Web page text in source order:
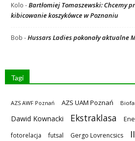
Kolo -Bartłomiej Tomaszewski: Chcemy
kibicowanie koszykówce w Poznaniu
Bob -Hussars Ladies pokonały aktualne
Tagi
AZS AWF Poznań AZS UAM Poznań
Dawid Kownacki Ekstraklasa
fotorelacja futsal Gergo Lovrencsics